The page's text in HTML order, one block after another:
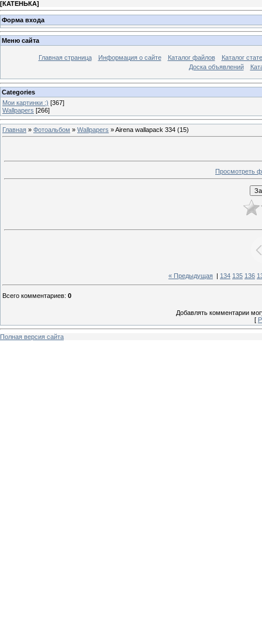
[КАТЕНЬКА]
Форма входа
Меню сайта
Главная страница Информация о сайте Каталог файлов
Каталог
Доска объявлений
Categories
Мои картинки :) [367]
Wallpapers [266]
Главная » Фотоальбом » Wallpapers » Airena wallapack 334 (15)
Просмотреть
« Предыдущая 134 135 136
Всего комментариев: 0
Добавлять комментарии
[
Полная версия сайта